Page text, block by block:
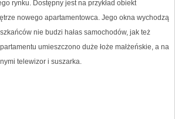
rynku. Dostępny jest na przykład obiekt
nowego apartamentowca. Jego okna wychodzą
nie budzi hałas samochodów, jak też
umieszczono duże łoże małżeńskie, a na
telewizor i suszarka.